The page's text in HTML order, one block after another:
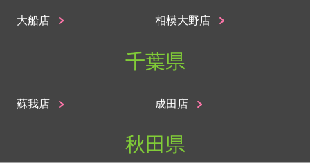
大船店 相模大野店
千葉県
蘇我店 成田店
秋田県